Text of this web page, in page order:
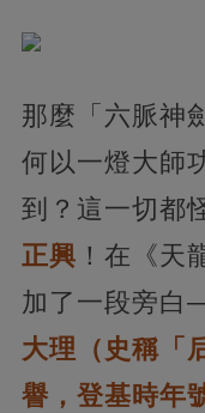
那麼「六脈神
何以一燈大師
到？這一切
正興 ！在《天
加了一段旁
大理（史稱「
譽，登基時年